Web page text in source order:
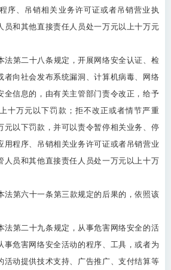
序、吊销相关业务许可证或者吊销营业执
员和其他直接责任人员处一万元以上十万元
第二十八条规定，开展网络安全认证、检
者向社会发布系统漏洞、计算机病毒、网络
全信息的，由有关主管部门责令改正，给予
十万元以下罚款；拒不改正或者情节严重
元以下罚款，并可以责令暂停相关业务、停
用程序、吊销相关业务许可证或者吊销营业
人员和其他直接责任人员处一万元以上十万
法第六十一条第三款规定的后果的，依照该
第二十九条规定，从事危害网络安全的活
事危害网络安全活动的程序、工具，或者为
活动提供技术支持、广告推广、支付结算等